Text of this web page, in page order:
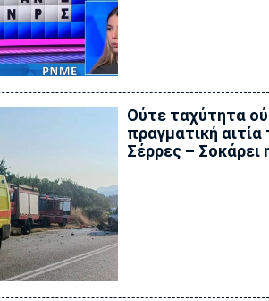
Ούτε ταχύτητα
πραγματική
Σέρρες –